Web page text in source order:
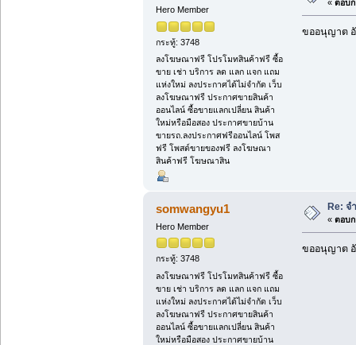
Hero Member
กระทู้: 3748
ลงโฆษณาฟรี โปรโมทสินค้าฟรี ซื้อ
ขาย เช่า บริการ ลด แลก แจก แถม
แห่งใหม่ ลงประกาศได้ไม่จำกัด เว็บ
ลงโฆษณาฟรี ประกาศขายสินค้า
ออนไลน์ ซื้อขายแลกเปลี่ยน สินค้า
ใหม่หรือมือสอง ประกาศขายบ้าน
ขายรถ.ลงประกาศฟรีออนไลน์ โพส
ฟรี โพสต์ขายของฟรี ลงโฆษณา
สินค้าฟรี โฆษณาสิน
« ตอบก
ขออนุญาต
somwangyu1
Hero Member
กระทู้: 3748
ลงโฆษณาฟรี โปรโมทสินค้าฟรี ซื้อ
ขาย เช่า บริการ ลด แลก แจก แถม
แห่งใหม่ ลงประกาศได้ไม่จำกัด เว็บ
ลงโฆษณาฟรี ประกาศขายสินค้า
ออนไลน์ ซื้อขายแลกเปลี่ยน สินค้า
ใหม่หรือมือสอง ประกาศขายบ้าน
Re: จ
« ตอบก
ขออนุญาต